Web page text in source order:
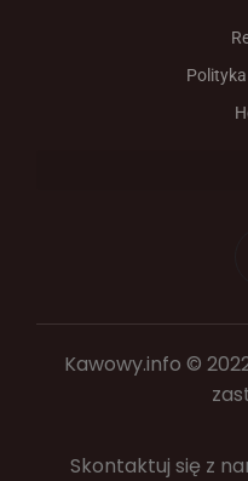
Kawowy.info ©
Skontaktuj się z